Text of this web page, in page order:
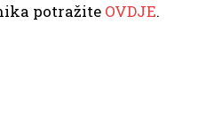
potražite OVDJE.